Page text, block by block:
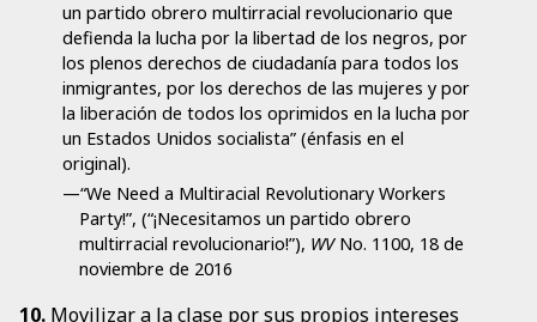
un partido obrero multirracial revolucionario que
defienda la lucha por la libertad de los negros, por
los plenos derechos de ciudadanía para todos los
inmigrantes, por los derechos de las mujeres y por
la liberación de todos los oprimidos en la lucha por
un Estados Unidos socialista” (énfasis en el
original).
—“We Need a Multiracial Revolutionary Workers
Party!”, (“¡Necesitamos un partido obrero
multirracial revolucionario!”), WVNo. 1100, 18 de
noviembre de 2016
10. Movilizar a la clase por sus propios intereses